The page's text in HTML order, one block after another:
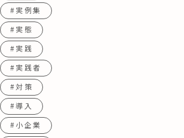
#実例集
#実態
#実践
#実践者
#対策
#導入
#小企業